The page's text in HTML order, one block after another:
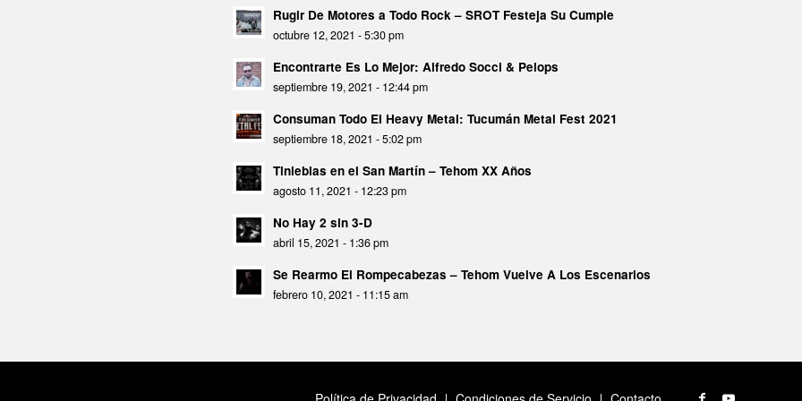
Rugir De Motores a Todo Rock – SROT Festeja Su Cumple
octubre 12, 2021 - 5:30 pm
Encontrarte Es Lo Mejor: Alfredo Socci & Pelops
septiembre 19, 2021 - 12:44 pm
Consuman Todo El Heavy Metal: Tucumán Metal Fest 2021
septiembre 18, 2021 - 5:02 pm
Tinieblas en el San Martín – Tehom XX Años
agosto 11, 2021 - 12:23 pm
No Hay 2 sin 3-D
abril 15, 2021 - 1:36 pm
Se Rearmo El Rompecabezas – Tehom Vuelve A Los Escenarios
febrero 10, 2021 - 11:15 am